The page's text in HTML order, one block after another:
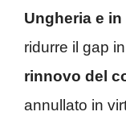
Ungheria e
ridurre il gap
rinnovo del
annullato in